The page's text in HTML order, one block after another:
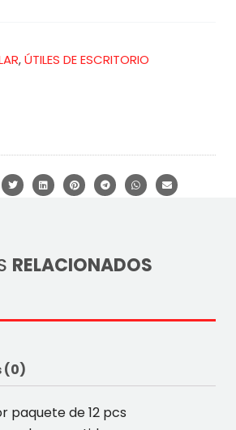
, ÚTILES DE ESCRITORIO
RELACIONADOS
(0)
paquete de 12 pcs